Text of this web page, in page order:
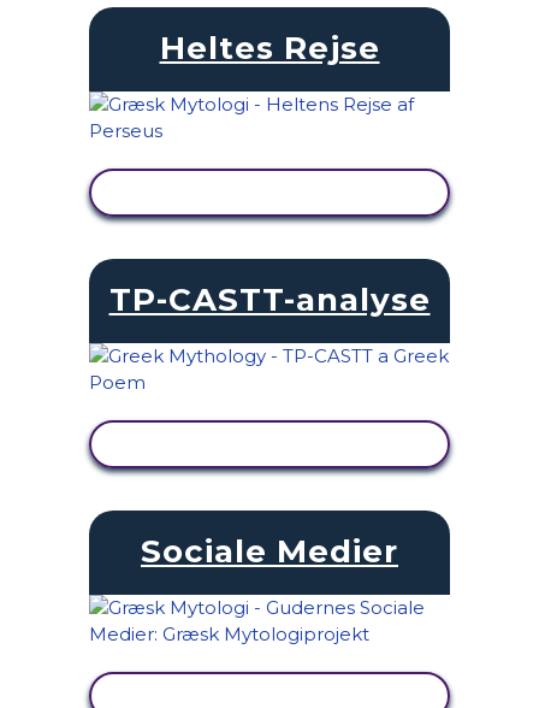
Heltes Rejse
TP-CASTT-analyse
Sociale Medier